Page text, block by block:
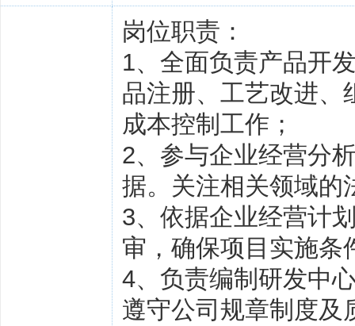
岗位职责：
1、全面负责产品开
品注册、工艺改进、
成本控制工作；
2、参与企业经营分
据。关注相关领域的
3、依据企业经营计
审，确保项目实施条
4、负责编制研发中
遵守公司规章制度及